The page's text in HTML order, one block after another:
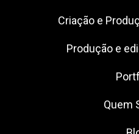
Criação e
Produção e
Quem